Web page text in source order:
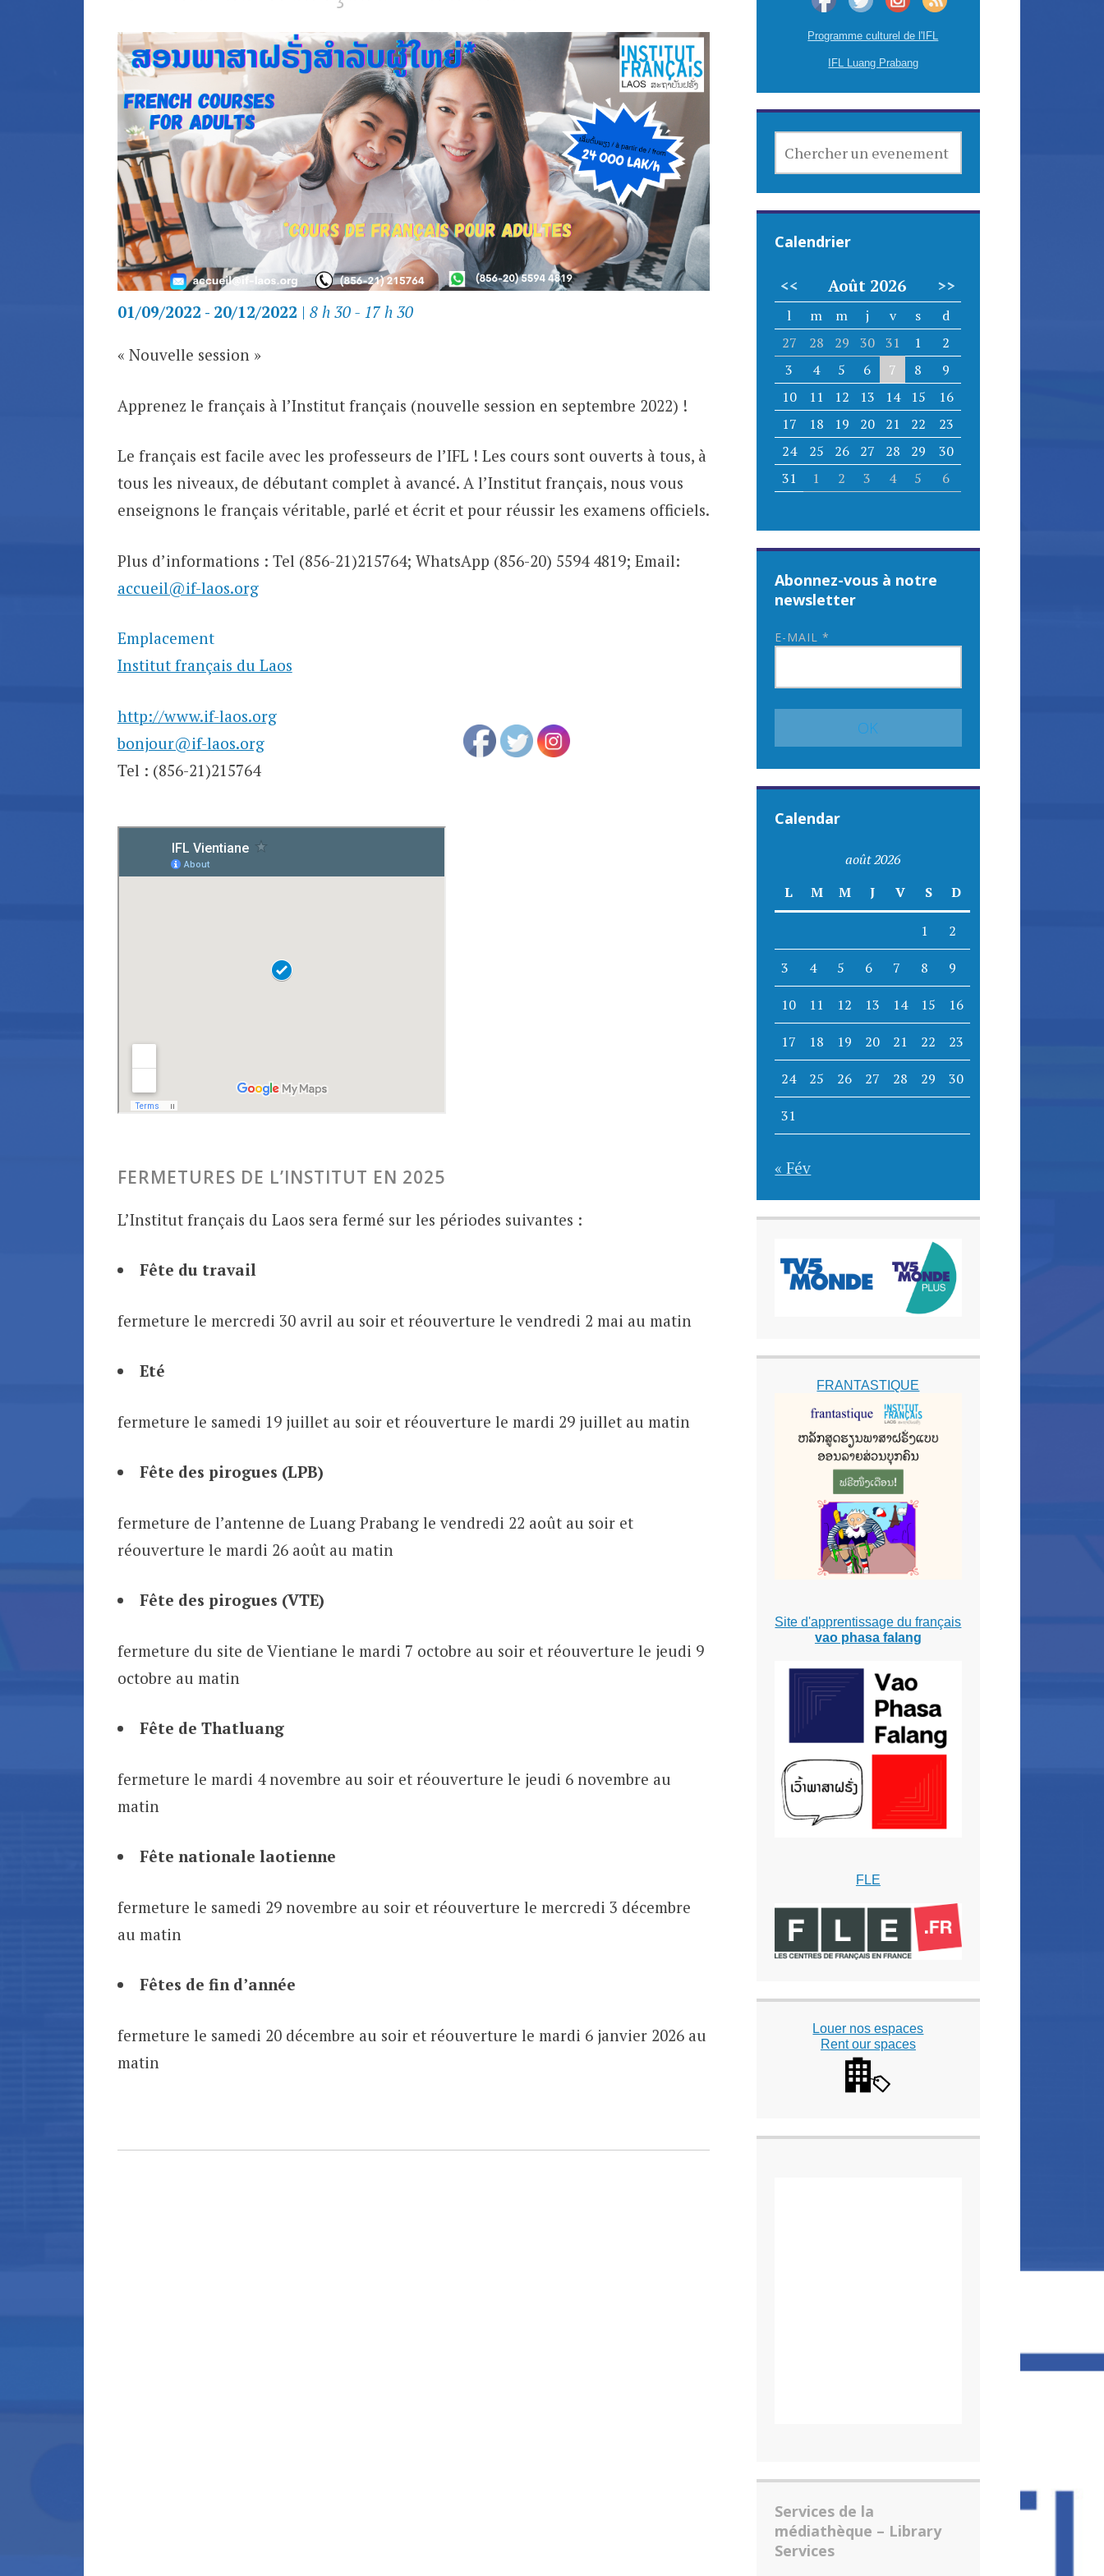
01/09/2022 - 20/12/2022 | 8 h 30 - 17 h 30
« Nouvelle session »
Apprenez le français à l’Institut français (nouvelle session en septembre 2022) !
Le français est facile avec les professeurs de l’IFL ! Les cours sont ouverts à tous, à
tous les niveaux, de débutant complet à avancé. A l’Institut français, nous vous
enseignons le français véritable, parlé et écrit et pour réussir les examens officiels.
Plus d’informations : Tel (856-21)215764; WhatsApp (856-20) 5594 4819; Email:
accueil@if-laos.org
Emplacement
Institut français du Laos
http://www.if-laos.org
bonjour@if-laos.org
Tel : (856-21)215764
FERMETURES DE L’INSTITUT EN 2025
L’Institut français du Laos sera fermé sur les périodes suivantes :
Fête du travail
fermeture le mercredi 30 avril au soir et réouverture le vendredi 2 mai au matin
Eté
fermeture le samedi 19 juillet au soir et réouverture le mardi 29 juillet au matin
Fête des pirogues (LPB)
fermeture de l’antenne de Luang Prabang le vendredi 22 août au soir et
réouverture le mardi 26 août au matin
Fête des pirogues (VTE)
fermeture du site de Vientiane le mardi 7 octobre au soir et réouverture le jeudi 9
octobre au matin
Fête de Thatluang
fermeture le mardi 4 novembre au soir et réouverture le jeudi 6 novembre au
matin
Fête nationale laotienne
fermeture le samedi 29 novembre au soir et réouverture le mercredi 3 décembre
au matin
Fêtes de fin d’année
fermeture le samedi 20 décembre au soir et réouverture le mardi 6 janvier 2026 au
matin
Programme culturel de l'IFL
IFL Luang Prabang
UN
Calendrier
<< Août 2026 >>
l m m j v s
d
27
28 29 30 31 1
2
3
4 5 6 7 8
9
10
11 12 13 14 15
16
17
18 19 20 21 22
23
24
25 26 27 28 29
30
31
1 2 3 4 5 6
Abonnez-vous à notre
newsletter
E-MAIL*
Calendar
août 2026
L
M M J V S D
1 2
3 4 5 6 7 8 9
10 11 12 13 14 15 16
17 18 19 20 21 22 23
24 25 26 27 28 29 30
31
« Fév
FRANTASTIQUE
Site d'apprentissage du français
vao phasa falang
FLE
Louer nos espaces
Rent our spaces
Services de la
médiathèque – Library
Services